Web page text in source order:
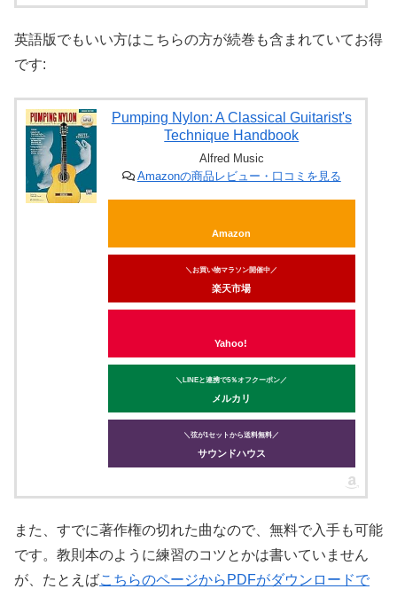
英語版でもいい方はこちらの方が続巻も含まれていてお得
です:
Pumping Nylon: A Classical Guitarist's
Technique Handbook
Alfred Music
Amazonの商品レビュー・口コミを見る
Amazon
＼お買い物マラソン開催中／
楽天市場
Yahoo!
＼LINEと連携で5％オフクーポン／
メルカリ
＼弦が1セットから送料無料／
サウンドハウス
また、すでに著作権の切れた曲なので、無料で入手も可能
です。教則本のように練習のコツとかは書いていません
が、たとえばこちらのページからPDFがダウンロードで